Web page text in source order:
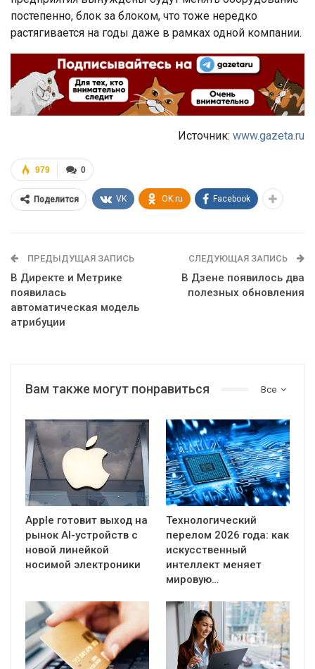
постепенно, блок за блоком, что тоже нередко
растягивается на годы даже в рамках одной компании.
Источник: www.gazeta.ru
0
979
Поделится VK OK.ru Facebook
ПРЕДЫДУЩАЯ ЗАПИСЬ
В Директе и Метрике
появилась
автоматическая модель
атрибуции
СЛЕДУЮЩАЯ ЗАПИСЬ
В Дзене появилось два
полезных обновления
Все
Вам также могут понравиться
Apple готовит выход на
рынок AI-устройств с
новой линейкой
носимой электроники
Технологический
перелом 2026 года: как
искусственный
интеллект меняет
мировую…